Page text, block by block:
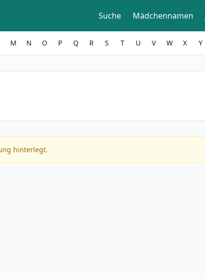
Suche Mädchennamen
M N O P Q R S T U V W X Y
hinterlegt.